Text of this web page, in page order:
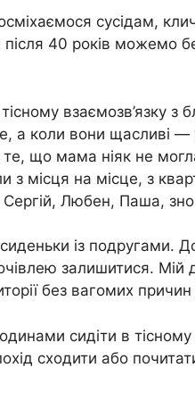
сусідам,
після 40 років можемо
взаємозв’язку
а коли вони щасливі —
те, що мама ніяк не
з місця на місце, з
Сергій, Любен, Паша,
із подругами.
залишитися. Мій
без вагомих
сидіти в
сходити або